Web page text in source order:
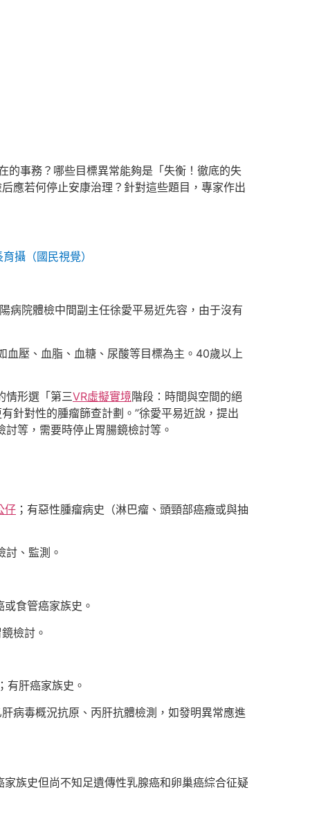
事務？哪些目標異常能夠是「失衡！徹底的失
應若何停止安康治理？針對這些題目，專家作出
攝（國民視覺）
病院體檢中間副主任徐愛平易近先容，由于沒有
血壓、血脂、血糖、尿酸等目標為主。40歲以上
情形選「第三VR虛擬實境階段：時間與空間的絕
針對性的腫瘤篩查計劃。”徐愛平易近說，提出
等，需要時停止胃腸鏡檢討等。
仔 ；有惡性腫瘤病史（淋巴瘤、頭頸部癌癥或與抽
、監測。
食管癌家族史。
檢討。
肝癌家族史。
病毒概況抗原、丙肝抗體檢測，如發明異常應進
族史但尚不知足遺傳性乳腺癌和卵巢癌綜合征疑